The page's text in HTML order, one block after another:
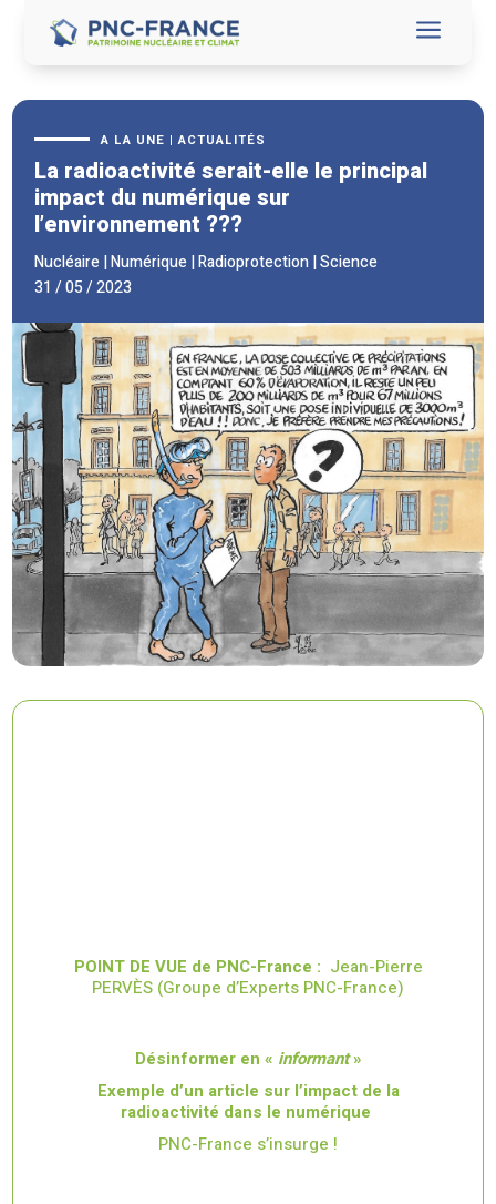
a
A LA UNE |ACTUALITÉS
La radioactivité serait-elle le principal
impact du numérique sur
l’environnement ???
Nucléaire|Numérique|Radioprotection|Science
31 / 05 / 2023
POINT DE VUE de PNC-France : Jean-Pierre
PERVÈS (Groupe d’Experts PNC-France)
Désinformer en « informant»
Exemple d’un article sur l’impact de la
radioactivité dans le numérique
PNC-France s’insurge !